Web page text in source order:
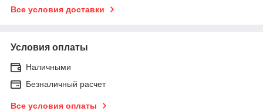
Все условия доставки
Условия оплаты
Наличными
Безналичный расчет
Все условия оплаты